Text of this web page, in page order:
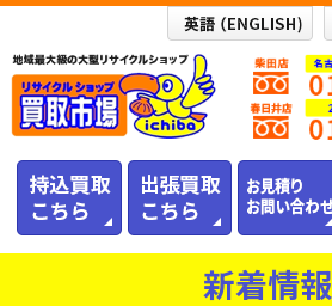
新着情報